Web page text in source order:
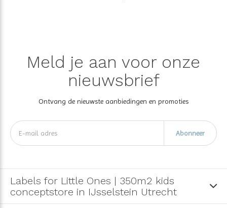
Meld je aan voor onze
nieuwsbrief
Ontvang de nieuwste aanbiedingen en promoties
Abonneer
Labels for Little Ones | 350m2 kids
conceptstore in IJsselstein Utrecht